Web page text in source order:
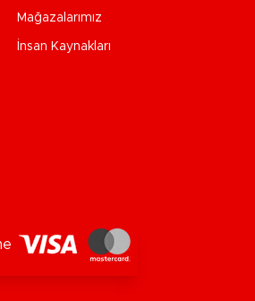
Mağazalarımız
İnsan Kaynakları